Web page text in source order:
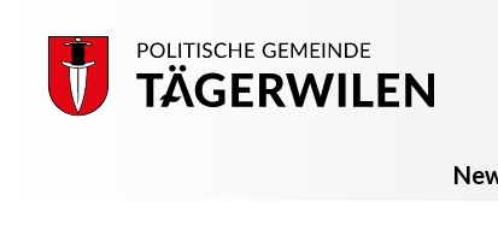
Navigieren in Tägerwilen